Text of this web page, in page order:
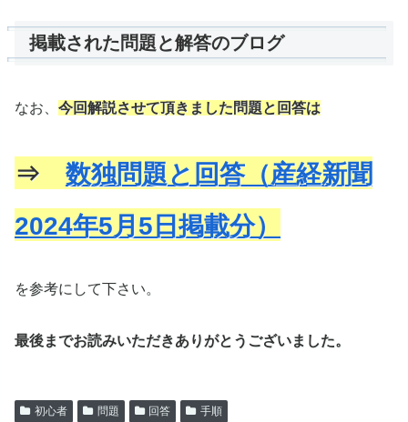
掲載された問題と解答のブログ
なお、 今回解説させて頂きました問題と回答は
⇒ 数独問題と回答（産経新聞
2024年5月5日掲載分）
を参考にして下さい。
最後までお読みいただきありがとうございました。
初心者 問題 回答
手順